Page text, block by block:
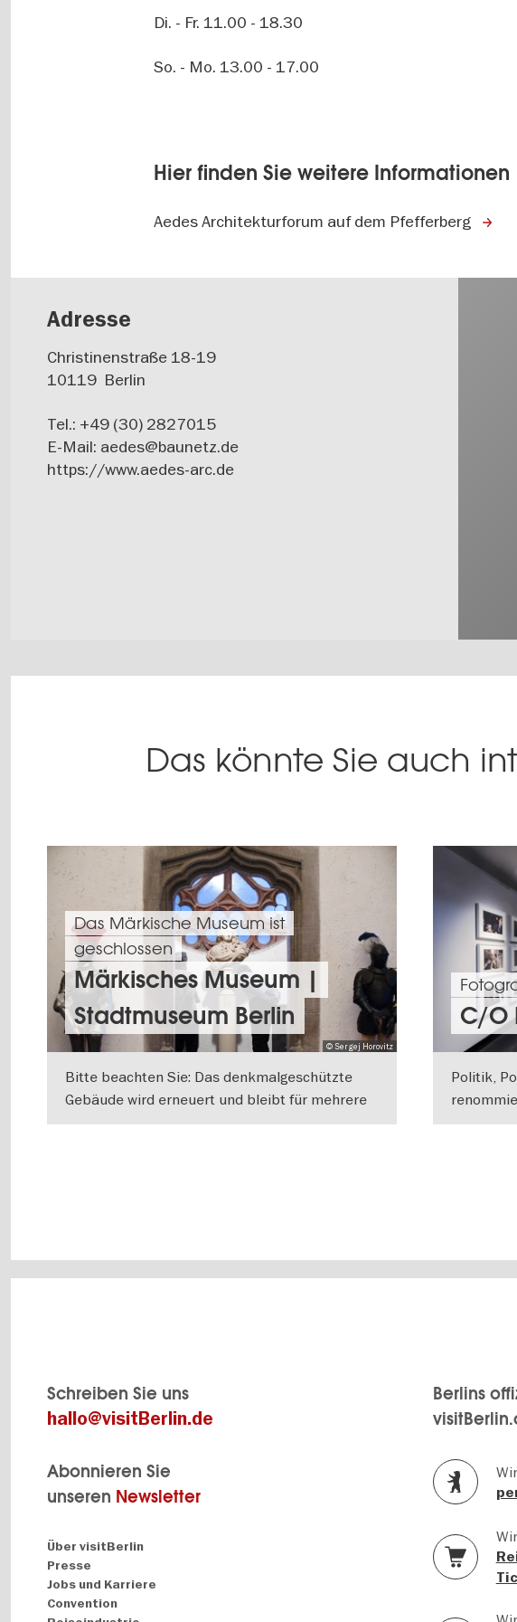
Di. - Fr. 11.00 - 18.30
So. - Mo. 13.00 - 17.00
Hier finden Sie weitere Informationen
Aedes Architekturforum auf dem Pfefferberg
Adresse
Christinenstraße 18-19
10119 Berlin
Tel.: +49 (30) 2827015
E-Mail: aedes@baunetz.de
https://www.aedes-arc.de
Das könnte Sie auch
© Sergej Horovitz
Das Märkische Museum ist
geschlossen
Märkisches Museum |
Stadtmuseum Berlin
Bitte beachten Sie: Das denkmalgeschützte
Gebäude wird erneuert und bleibt für mehrere
Jahre geschlossen.
C/O
Politik,
Schreiben Sie uns
hallo@visitBerlin.de
Abonnieren Sie
unseren Newsletter
Navigation:
About
Über visitBerlin
Presse
Jobs und Karriere
Convention
Berlins